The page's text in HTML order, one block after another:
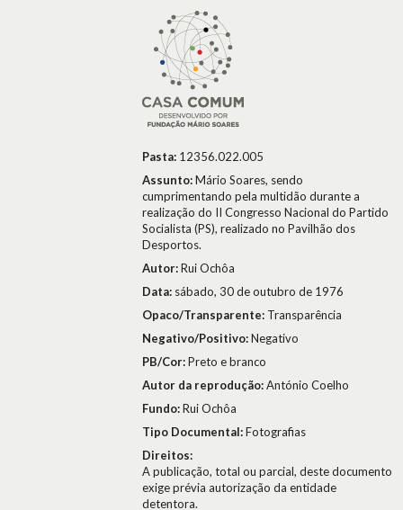
Pasta: 12356.022.005
Assunto:Mário Soares, sendo
cumprimentando pela multidão durante a
realização do II Congresso Nacional do Partido
Socialista (PS), realizado no Pavilhão dos
Desportos.
Autor:Rui Ochôa
Data: sábado, 30 de outubro de 1976
Opaco/Transparente: Transparência
Negativo/Positivo:Negativo
PB/Cor:Preto e branco
Autor da reprodução:António Coelho
Fundo:Rui Ochôa
Tipo Documental:Fotografias
Direitos:
A publicação, total ou parcial, deste documento
exige prévia autorização da entidade
detentora.